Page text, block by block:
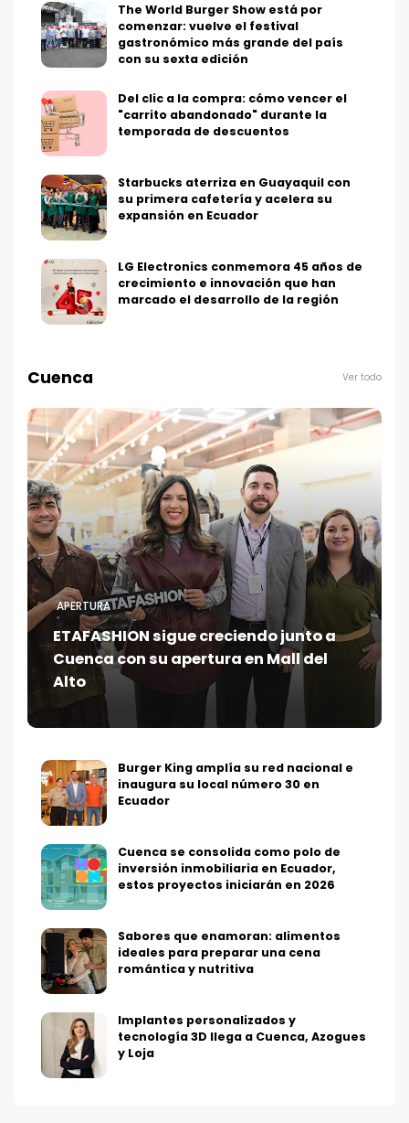
The World Burger Show está por
comenzar: vuelve el festival
gastronómico más grande del país
con su sexta edición
Del clic a la compra: cómo vencer el
"carrito abandonado" durante la
temporada de descuentos
Starbucks aterriza en Guayaquil con
su primera cafetería y acelera su
expansión en Ecuador
LG Electronics conmemora 45 años de
crecimiento e innovación que han
marcado el desarrollo de la región
Cuenca Ver todo
APERTURA
ETAFASHION sigue creciendo junto a
Cuenca con su apertura en Mall del
Alto
Burger King amplía su red nacional e
inaugura su local número 30 en
Ecuador
Cuenca se consolida como polo de
inversión inmobiliaria en Ecuador,
estos proyectos iniciarán en 2026
Sabores que enamoran: alimentos
ideales para preparar una cena
romántica y nutritiva
Implantes personalizados y
tecnología 3D llega a Cuenca, Azogues
y Loja